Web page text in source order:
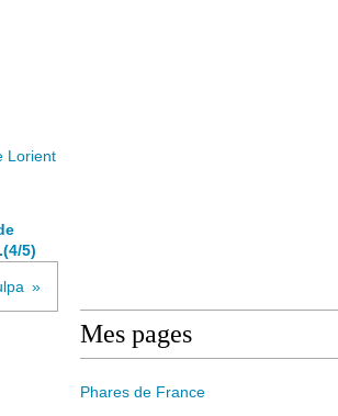
5)
Mes pages
Phares de France